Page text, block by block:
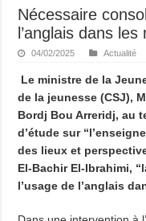
Nécessaire
l’anglais dans
04/02/2025 Actualité
Le ministre de la
de la jeunesse (CSJ),
Bordj Bou Arreridj, au
d’étude sur
des lieux et
El-Bachir El-Ibrahimi,
l’usage de l’anglais